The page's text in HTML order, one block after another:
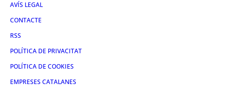
AVÍS LEGAL
CONTACTE
RSS
POLÍTICA DE PRIVACITAT
POLÍTICA DE COOKIES
EMPRESES CATALANES